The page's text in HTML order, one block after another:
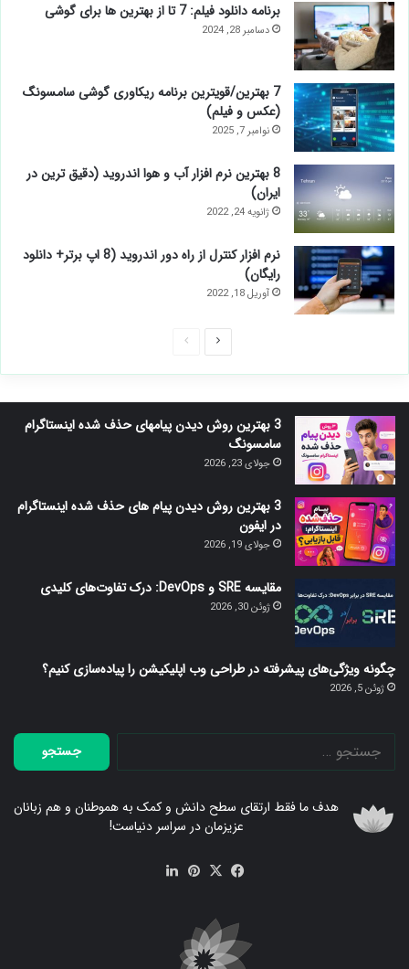
برنامه دانلود فیلم: 7 تا از بهترین ها برای گوشی
دسامبر 28, 2024
7 بهترین/قویترین برنامه ریکاوری گوشی سامسونگ
(عکس و فیلم)
نوامبر 7, 2025
8 بهترین نرم افزار آب و هوا اندروید (دقیق ترین در
ایران)
ژانویه 24, 2022
نرم افزار كنترل از راه دور اندرويد (8 اپ برتر+ دانلود
رایگان)
آوریل 18, 2022
صفحه
صفحه
3 بهترین روش دیدن پیامهای حذف شده اینستاگرام
سامسونگ
جولای 23, 2026
3 بهترین روش دیدن پیام های حذف شده اینستاگرام
در ایفون
جولای 19, 2026
مقایسه SRE و DevOps: درک تفاوت‌های کلیدی
ژوئن 30, 2026
چگونه ویژگی‌های پیشرفته در طراحی وب اپلیکیشن را پیاده‌سازی کنیم؟
ژوئن 5, 2026
جستجو
برای:
هدف ما فقط ارتقای سطح دانش و کمک به هموطنان و هم زبانان
عزیزمان در سراسر دنیاست!
فیسX ‫پین‌ترست